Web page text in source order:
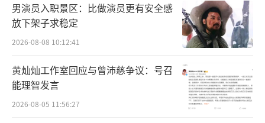
男演员入职景区：比做演员更有安全感
放下架子求稳定
2026-08-08 10:12:41
黄灿灿工作室回应与曾沛慈争议：号召
能理智发言
2026-08-05 11:56:27